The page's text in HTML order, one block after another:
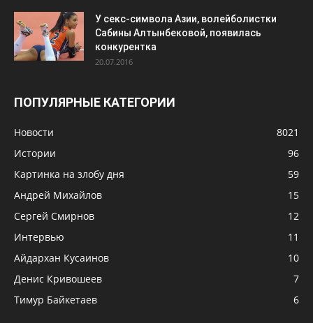
У секс-символа Азии, волейболистки
Сабины Алтынбековой, появилась
конкурентка
20.07.2016
ПОПУЛЯРНЫЕ КАТЕГОРИИ
Новости
8021
Истории
96
Картинка на злобу дня
59
Андрей Михайлов
15
Сергей Смирнов
12
Интервью
11
Айдархан Кусаинов
10
Денис Кривошеев
7
Тимур Байкетаев
6